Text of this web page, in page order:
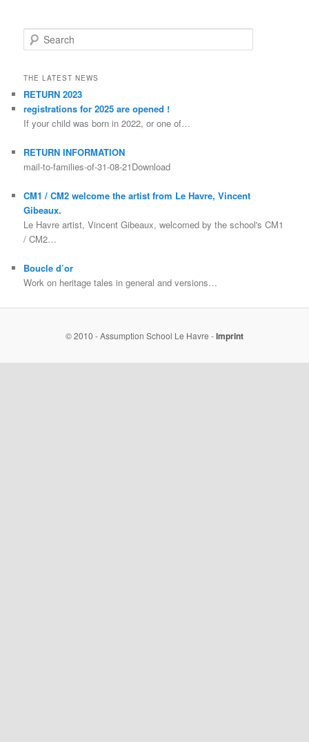
Search
THE LATEST NEWS
RETURN 2023
registrations for 2025 are opened !
If your child was born in 2022, or one of…
RETURN INFORMATION
mail-to-families-of-31-08-21Download
CM1 / CM2 welcome the artist from Le Havre, Vincent
Gibeaux.
Le Havre artist, Vincent Gibeaux, welcomed by the school's CM1
/ CM2…
Boucle d’or
Work on heritage tales in general and versions…
© 2010 - Assumption School Le Havre -Imprint